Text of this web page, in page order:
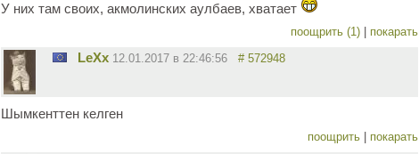
У них там своих, акмолинских аулбаев, хватает
поощрить (1) покарать
LeXx 12.01.2017 в 22:46:56 # 572948
Шымкенттен келген
поощрить покарать